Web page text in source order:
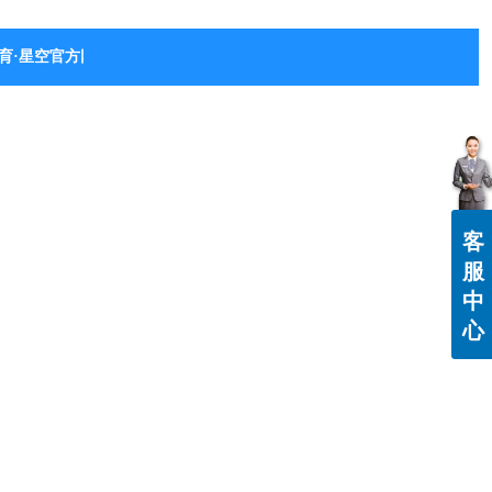
·星空官方网站-星空体育（中国）
客
服
中
心